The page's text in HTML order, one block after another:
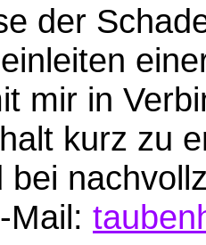
der
mir in
kurz zu
bei
Mail: